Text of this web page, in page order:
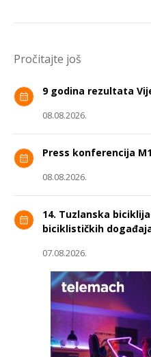
Pročitajte još
9 godina rezultata
08.08.2026.
Press konferencija
08.08.2026.
14. Tuzlanska
biciklističkih
07.08.2026.